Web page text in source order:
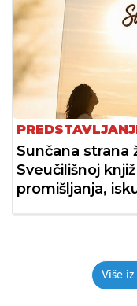
Sunčana strana
Sveučilišnoj
promišljanja,
Više